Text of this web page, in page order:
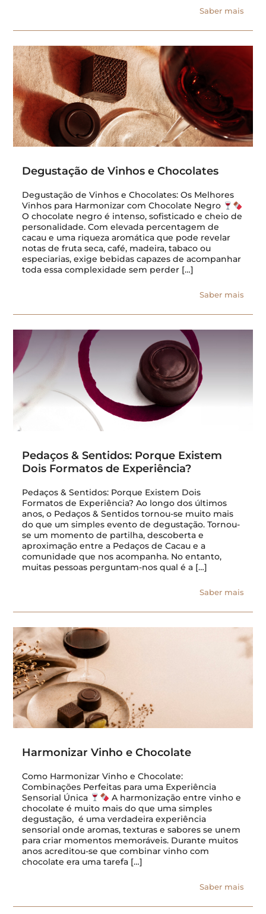
Saber mais
Degustação de Vinhos e Chocolates
Degustação de Vinhos e Chocolates: Os Melhores
Vinhos para Harmonizar com Chocolate Negro
O chocolate negro é intenso, sofisticado e cheio de
personalidade. Com elevada percentagem de
cacau e uma riqueza aromática que pode revelar
notas de fruta seca, café, madeira, tabaco ou
especiarias, exige bebidas capazes de acompanhar
toda essa complexidade sem perder […]
Saber mais
Pedaços & Sentidos: Porque Existem
Dois Formatos de Experiência?
Pedaços & Sentidos: Porque Existem Dois
Formatos de Experiência? Ao longo dos últimos
anos, o Pedaços & Sentidos tornou-se muito mais
do que um simples evento de degustação. Tornou-
se um momento de partilha, descoberta e
aproximação entre a Pedaços de Cacau e a
comunidade que nos acompanha. No entanto,
muitas pessoas perguntam-nos qual é a […]
Saber mais
Harmonizar Vinho e Chocolate
Como Harmonizar Vinho e Chocolate:
Combinações Perfeitas para uma Experiência
Sensorial Única
A harmonização entre vinho e
chocolate é muito mais do que uma simples
degustação, é uma verdadeira experiência
sensorial onde aromas, texturas e sabores se unem
para criar momentos memoráveis. Durante muitos
anos acreditou-se que combinar vinho com
chocolate era uma tarefa […]
Saber mais